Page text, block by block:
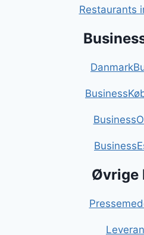
Restaurants
Øvrige